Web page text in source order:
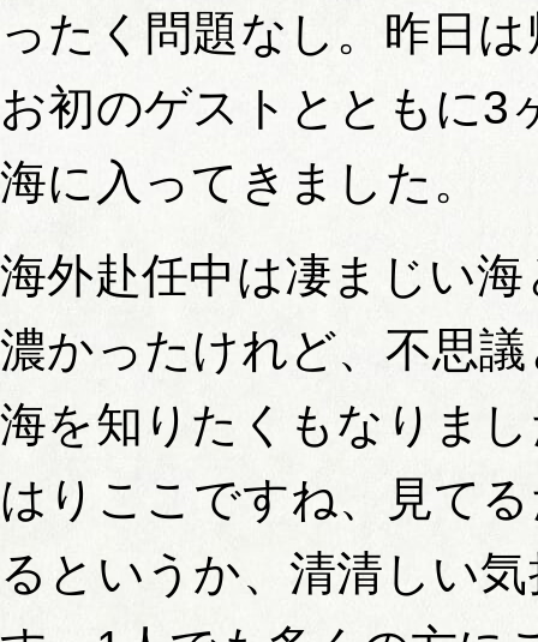
ったく問題なし。昨日
お初のゲストとともに3
海に入ってきました。
海外赴任中は凄まじい
濃かったけれど、不思
海を知りたくもなりま
はりここですね、見て
るというか、清清しい